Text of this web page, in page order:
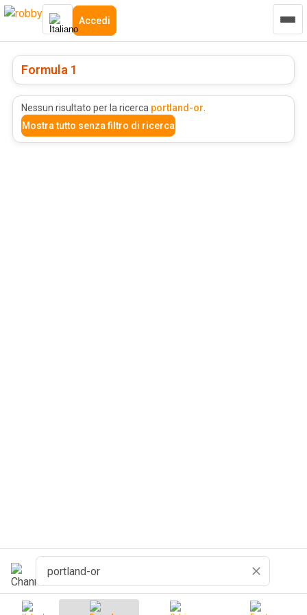
Accedi
Formula 1
Nessun risultato per la ricerca portland-or
Mostra tutto senza filtro di ricerca
Cerca